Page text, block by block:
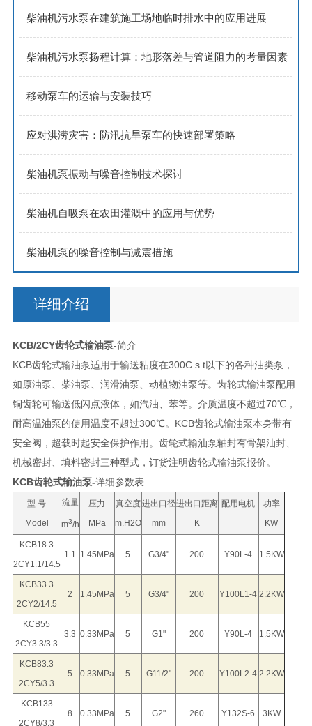
柴油机污水泵在建筑施工场地临时排水中的应用进展
柴油机污水泵扬程计算：地形落差与管道阻力的考量因素
移动泵车的运输与安装技巧
应对洪涝灾害：防汛抗旱泵车的快速部署策略
柴油机泵振动与噪音控制技术探讨
柴油机自吸泵在农田灌溉中的应用与优势
柴油机泵的噪音控制与减震措施
详细介绍
KCB/2CY齿轮式输油泵-简介
KCB齿轮式输油泵适用于输送粘度在300C.s.t以下的各种油类泵，
如原油泵、柴油泵、润滑油泵、动植物油泵等。齿轮式输油泵配用
铜齿轮可输送低闪点液体，如汽油、苯等。介质温度不超过70℃，
耐高温油泵的使用温度不超过300℃。KCB齿轮式输油泵本身带有
安全阀，超载时起安全保护作用。齿轮式输油泵轴封有骨架油封、
机械密封、填料密封三种型式，订货注明齿轮式输油泵报价。
KCB齿轮式输油泵-详细参数表
型 号
Model
流量
m3/h
压力
MPa
真空度
m.H2O
进出口径
mm
进出口距离
K
配用电机
功率
KW
KCB18.3
2CY1.1/14.5
1.1 1.45MPa 5 G3/4" 200 Y90L-4 1.5KW
KCB33.3
2CY2/14.5
2 1.45MPa 5 G3/4" 200 Y100L1-4 2.2KW
KCB55
2CY3.3/3.3
3.3 0.33MPa 5 G1" 200 Y90L-4 1.5KW
KCB83.3
2CY5/3.3
5 0.33MPa 5 G11/2" 200 Y100L2-4 2.2KW
KCB133
2CY8/3.3
8 0.33MPa 5 G2" 260 Y132S-6 3KW